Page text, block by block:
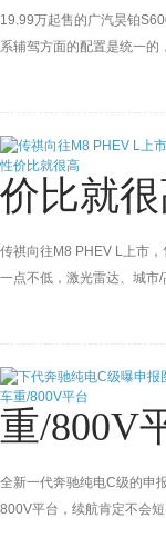
19.99万起售的广汽昊铂
系辅驾方面的配置是统一
价比就
传祺向往M8 PHEV L上市
一点不低，激光雷达、城
重/800V
全新一代奔驰纯电C级的申
800V平台，续航肯定不会